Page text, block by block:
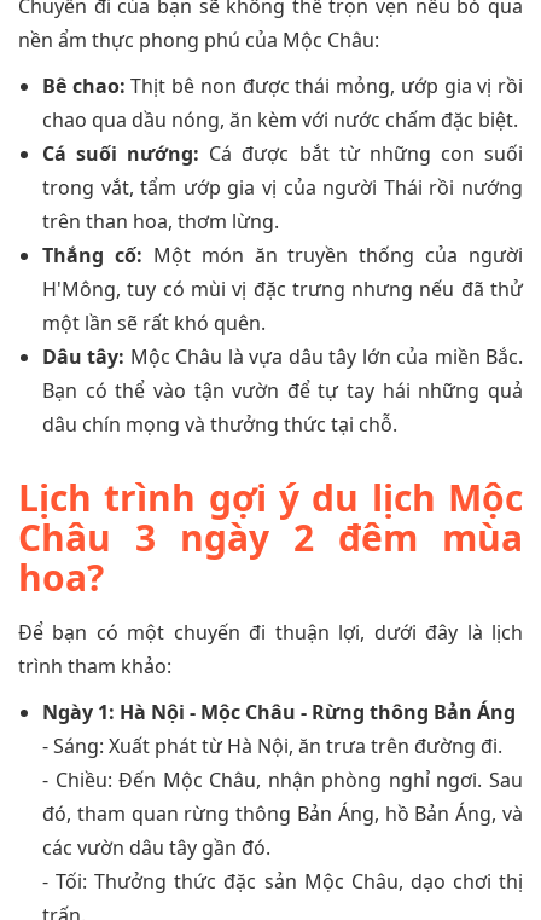
Chuyến đi của bạn sẽ không thể trọn vẹn nếu bỏ qua
nền ẩm thực phong phú của Mộc Châu:
Bê chao: Thịt bê non được thái mỏng, ướp gia vị rồi
chao qua dầu nóng, ăn kèm với nước chấm đặc biệt.
Cá suối nướng: Cá được bắt từ những con suối
trong vắt, tẩm ướp gia vị của người Thái rồi nướng
trên than hoa, thơm lừng.
Thắng cố: Một món ăn truyền thống của người
H'Mông, tuy có mùi vị đặc trưng nhưng nếu đã thử
một lần sẽ rất khó quên.
Dâu tây: Mộc Châu là vựa dâu tây lớn của miền Bắc.
Bạn có thể vào tận vườn để tự tay hái những quả
dâu chín mọng và thưởng thức tại chỗ.
Lịch trình gợi ý du lịch Mộc
Châu 3 ngày 2 đêm mùa
hoa?
Để bạn có một chuyến đi thuận lợi, dưới đây là lịch
trình tham khảo:
Ngày 1: Hà Nội - Mộc Châu - Rừng thông Bản Áng
- Sáng: Xuất phát từ Hà Nội, ăn trưa trên đường đi.
- Chiều: Đến Mộc Châu, nhận phòng nghỉ ngơi. Sau
đó, tham quan rừng thông Bản Áng, hồ Bản Áng, và
các vườn dâu tây gần đó.
- Tối: Thưởng thức đặc sản Mộc Châu, dạo chơi thị